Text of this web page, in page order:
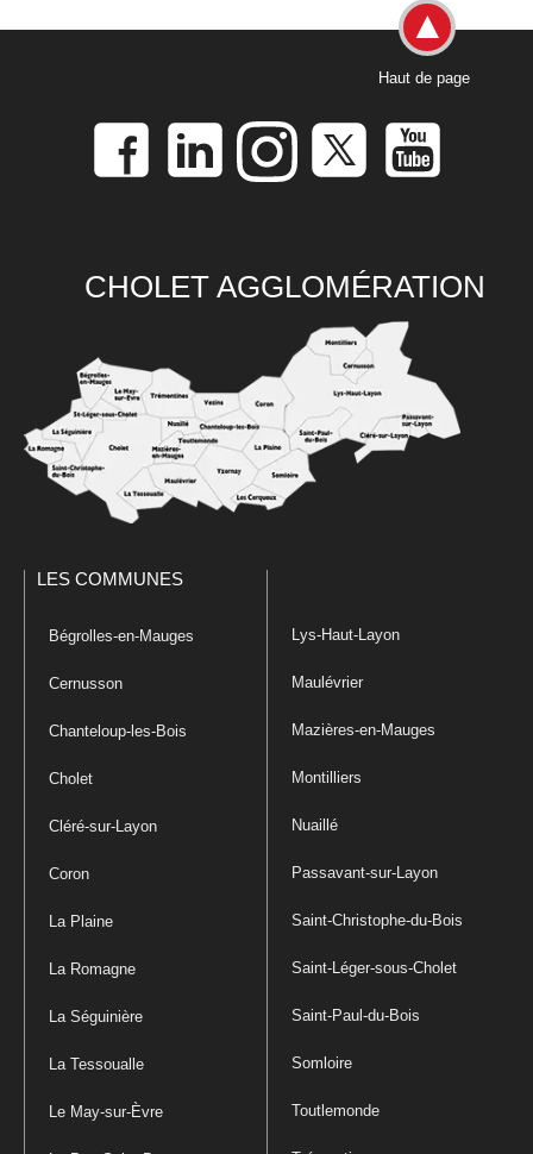
Haut de page
CHOLET AGGLOMÉRATION
LES COMMUNES
Bégrolles-en-Mauges
Cernusson
Chanteloup-les-Bois
Cholet
Cléré-sur-Layon
Coron
La Plaine
La Romagne
La Séguinière
La Tessoualle
Le May-sur-Èvre
Lys-Haut-Layon
Maulévrier
Mazières-en-Mauges
Montilliers
Nuaillé
Passavant-sur-Layon
Saint-Christophe-du-Bois
Saint-Léger-sous-Cholet
Saint-Paul-du-Bois
Somloire
Toutlemonde